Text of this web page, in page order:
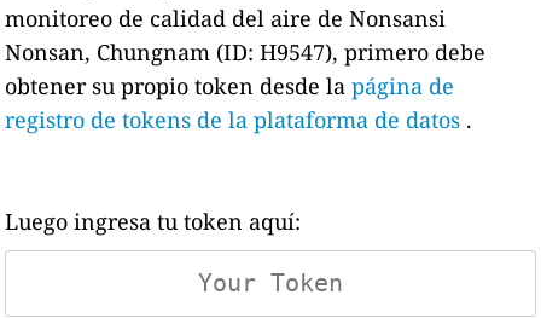
monitoreo de calidad del aire de Nonsansi
Nonsan, Chungnam (ID: H9547), primero debe
obtener su propio token desde lapágina de
registro de tokens de la plataforma de datos .
Luego ingresa tu token aquí: